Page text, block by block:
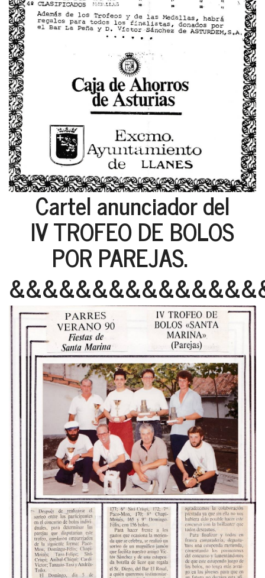
Cartel anunciador del
IV TROFEO DE BOLOS
POR PAREJAS.